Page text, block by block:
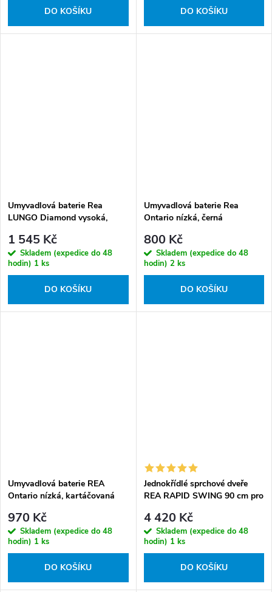
DO KOŠÍKU DO KOŠÍKU
Umyvadlová baterie Rea
LUNGO Diamond vysoká,
1 545 Kč
Skladem (expedice do 48
hodin) 1 ks
DO KOŠÍKU
Umyvadlová baterie Rea
Ontario nízká, černá
800 Kč
Skladem (expedice do 48
hodin) 2 ks
DO KOŠÍKU
Umyvadlová baterie REA
Ontario nízká, kartáčovaná
970 Kč
Skladem (expedice do 48
hodin) 1 ks
DO KOŠÍKU
Jednokřídlé sprchové dveře
REA RAPID SWING 90 cm pro
černé/transparent - bez
vaničky
4 420 Kč
Skladem (expedice do 48
hodin) 1 ks
DO KOŠÍKU